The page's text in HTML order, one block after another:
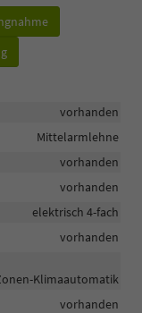
vorhanden
Mittelarmlehne
vorhanden
vorhanden
elektrisch 4-fach
vorhanden
Klimaautomatik
vorhanden